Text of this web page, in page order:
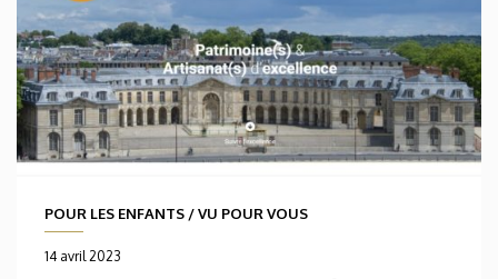
POUR LES ENFANTS /VU POUR VOUS
14 avril 2023